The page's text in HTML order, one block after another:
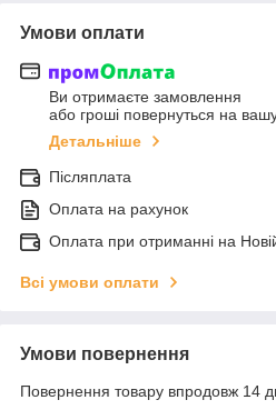
Умови оплати
Ви отримаєте замовлення
або гроші повернуться на
Детальніше
Післяплата
Оплата на рахунок
Оплата при отриманні на
Всі умови оплати
Умови повернення
Повернення товару впродовж 14